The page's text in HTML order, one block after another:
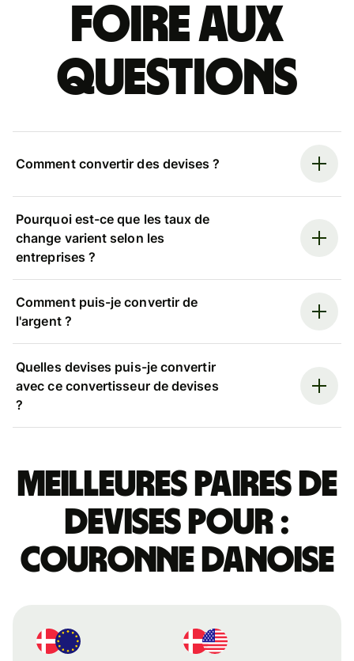
Foire aux
questions
Comment convertir des devises ?
Pourquoi est-ce que les taux de
change varient selon les
entreprises ?
Comment puis-je convertir de
l'argent ?
Quelles devises puis-je convertir
avec ce convertisseur de devises
?
Meilleures paires de
devises pour :
couronne danoise